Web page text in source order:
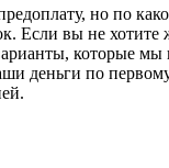
но по
Если вы не хотите
которые мы
деньги по